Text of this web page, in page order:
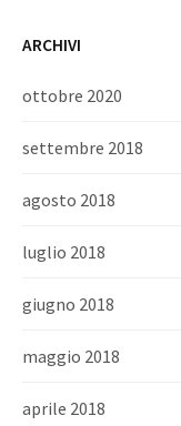
ARCHIVI
ottobre 2020
settembre 2018
agosto 2018
luglio 2018
giugno 2018
maggio 2018
aprile 2018